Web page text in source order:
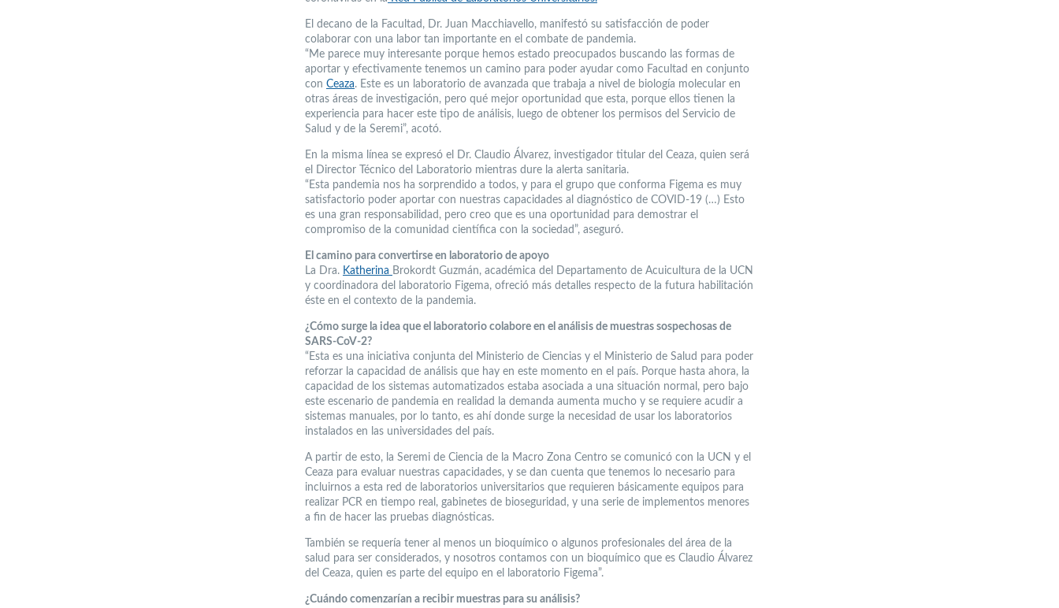
El decano de la Facultad, Dr. Juan Macchiavello, manifestó su satisfacción de poder
colaborar con una labor tan importante en el combate de pandemia.
“Me parece muy interesante porque hemos estado preocupados buscando las formas de
aportar y efectivamente tenemos un camino para poder ayudar como Facultad en conjunto
con Ceaza. Este es un laboratorio de avanzada que trabaja a nivel de biología molecular en
otras áreas de investigación, pero qué mejor oportunidad que esta, porque ellos tienen la
experiencia para hacer este tipo de análisis, luego de obtener los permisos del Servicio de
Salud y de la Seremi”, acotó.
En la misma línea se expresó el Dr. Claudio Álvarez, investigador titular del Ceaza, quien será
el Director Técnico del Laboratorio mientras dure la alerta sanitaria.
“Esta pandemia nos ha sorprendido a todos, y para el grupo que conforma Figema es muy
satisfactorio poder aportar con nuestras capacidades al diagnóstico de COVID-19 (…) Esto
es una gran responsabilidad, pero creo que es una oportunidad para demostrar el
compromiso de la comunidad científica con la sociedad”, aseguró.
El camino para convertirse en laboratorio de apoyo
La Dra. Katherina Brokordt Guzmán, académica del Departamento de Acuicultura de la UCN
y coordinadora del laboratorio Figema, ofreció más detalles respecto de la futura habilitación
éste en el contexto de la pandemia.
¿Cómo surge la idea que el laboratorio colabore en el análisis de muestras sospechosas de
SARS-CoV-2?
“Esta es una iniciativa conjunta del Ministerio de Ciencias y el Ministerio de Salud para poder
reforzar la capacidad de análisis que hay en este momento en el país. Porque hasta ahora, la
capacidad de los sistemas automatizados estaba asociada a una situación normal, pero bajo
este escenario de pandemia en realidad la demanda aumenta mucho y se requiere acudir a
sistemas manuales, por lo tanto, es ahí donde surge la necesidad de usar los laboratorios
instalados en las universidades del país.
A partir de esto, la Seremi de Ciencia de la Macro Zona Centro se comunicó con la UCN y el
Ceaza para evaluar nuestras capacidades, y se dan cuenta que tenemos lo necesario para
incluirnos a esta red de laboratorios universitarios que requieren básicamente equipos para
realizar PCR en tiempo real, gabinetes de bioseguridad, y una serie de implementos menores
a fin de hacer las pruebas diagnósticas.
También se requería tener al menos un bioquímico o algunos profesionales del área de la
salud para ser considerados, y nosotros contamos con un bioquímico que es Claudio Álvarez
del Ceaza, quien es parte del equipo en el laboratorio Figema”.
¿Cuándo comenzarían a recibir muestras para su análisis?